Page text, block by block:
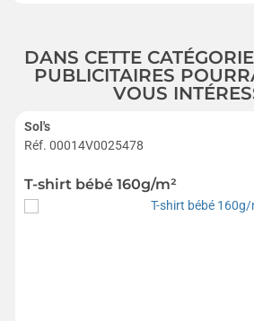
DANS CETTE
PUBLICITAIRES
VOUS
Sol's
Réf. 00014V0025478
T-shirt bébé 160g/m²